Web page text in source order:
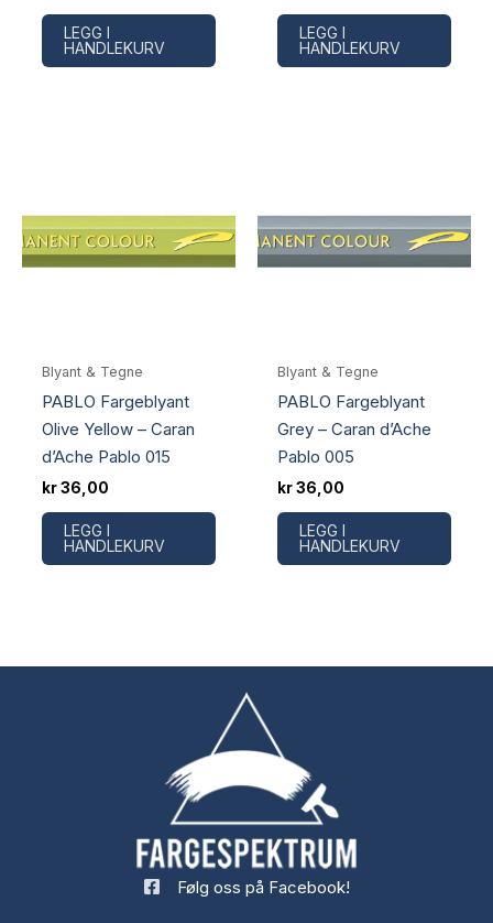
LEGG I
HANDLEKURV
LEGG I
HANDLEKURV
Blyant & Tegne
PABLO Fargeblyant
Olive Yellow – Caran
d’Ache Pablo 015
kr36,00
LEGG I
HANDLEKURV
Blyant & Tegne
PABLO Fargeblyant
Grey – Caran d’Ache
Pablo 005
kr36,00
LEGG I
HANDLEKURV
Følg oss på Facebook!